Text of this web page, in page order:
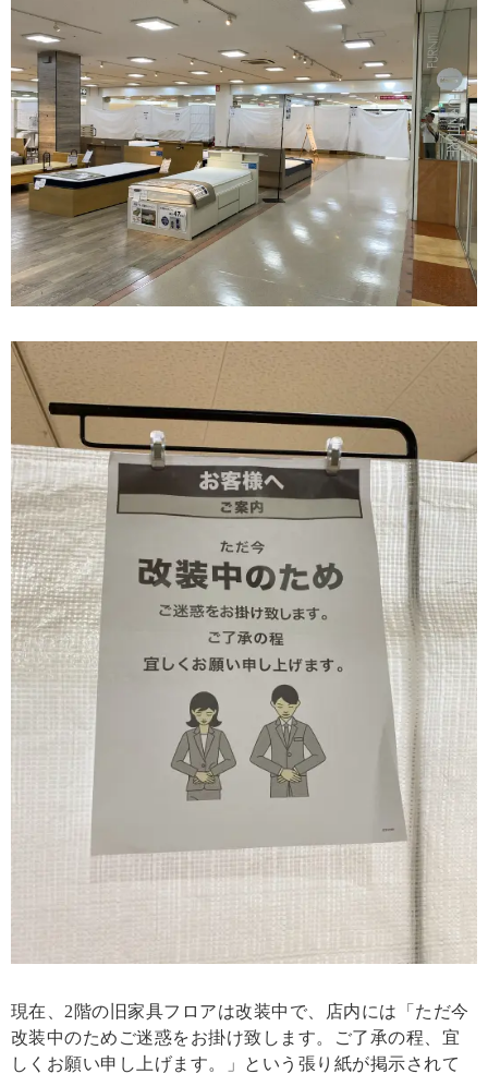
現在、2階の旧家具フロアは改装中で、店内には「ただ今
改装中のためご迷惑をお掛け致します。ご了承の程、宜
しくお願い申し上げます。」という張り紙が掲示されて